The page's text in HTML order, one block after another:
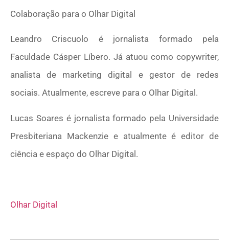
Colaboração para o Olhar Digital
Leandro Criscuolo é jornalista formado pela
Faculdade Cásper Líbero. Já atuou como copywriter,
analista de marketing digital e gestor de redes
sociais. Atualmente, escreve para o Olhar Digital.
Lucas Soares é jornalista formado pela Universidade
Presbiteriana Mackenzie e atualmente é editor de
ciência e espaço do Olhar Digital.
Olhar Digital